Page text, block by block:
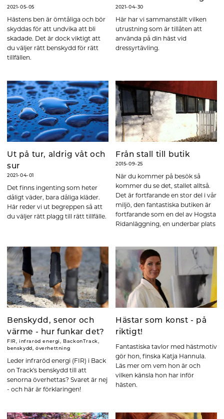
2021-05-05
Hästens ben är ömtåliga och bör
skyddas för att undvika att bli
skadade. Det är dock viktigt att
du väljer rätt benskydd för rätt
tillfällen.
2021-04-30
Här har vi sammanställt vilken
utrustning som är tillåten att
använda på din häst vid
dressyrtävling.
Ut på tur, aldrig våt och
sur
2021-04-01
Det finns ingenting som heter
dåligt väder, bara dåliga kläder.
Här reder vi ut begreppen så att
du väljer rätt plagg till rätt tillfälle.
Från stall till butik
2015-09-25
När du kommer på besök så
kommer du se det, stallet alltså.
Det är fortfarande en stor del i vår
miljö, den fantastiska butiken är
fortfarande som en del av Hogsta
Ridanläggning, en underbar plats
Benskydd, senor och
värme - hur funkar det?
FIR, infraröd energi, BackonTrack,
benskydd, överhettning
Leder infraröd energi (FIR) i Back
on Track's benskydd till att
senorna överhettas? Svaret är nej
- och här är förklaringen!
Hästar som konst - på
riktigt!
Fantastiska tavlor med hästmotiv
gör hon, finska Katja Hannula.
Läs mer om vem hon är och
vilken känsla hon har inför
hästen.